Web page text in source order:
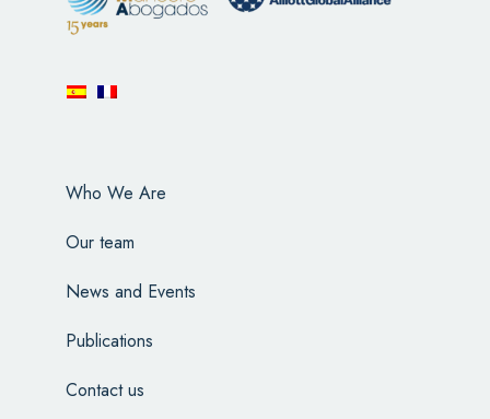
Who We Are
Our team
News and Events
Publications
Contact us